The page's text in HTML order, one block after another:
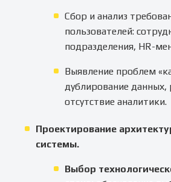
Сбор и анализ
пользователей:
подразделения, HR-
Выявление проблем
дублирование данных,
отсутствие аналитики.
Проектирование
системы.
Выбор